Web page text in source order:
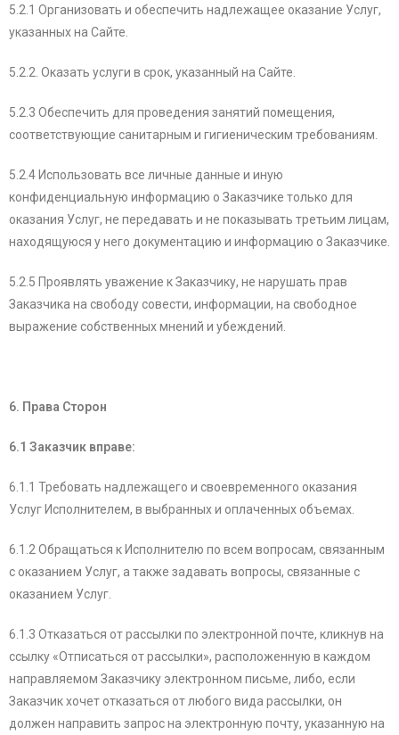
5.2.1 Организовать и обеспечить надлежащее оказание Услуг,
указанных на Сайте.
5.2.2. Оказать услуги в срок, указанный на Сайте.
5.2.3 Обеспечить для проведения занятий помещения,
соответствующие санитарным и гигиеническим требованиям.
5.2.4 Использовать все личные данные и иную
конфиденциальную информацию о Заказчике только для
оказания Услуг, не передавать и не показывать третьим лицам,
находящуюся у него документацию и информацию о Заказчике.
5.2.5 Проявлять уважение к Заказчику, не нарушать прав
Заказчика на свободу совести, информации, на свободное
выражение собственных мнений и убеждений.
6. Права Сторон
6.1 Заказчик вправе:
6.1.1 Требовать надлежащего и своевременного оказания
Услуг Исполнителем, в выбранных и оплаченных объемах.
6.1.2 Обращаться к Исполнителю по всем вопросам, связанным
с оказанием Услуг, а также задавать вопросы, связанные с
оказанием Услуг.
6.1.3 Отказаться от рассылки по электронной почте, кликнув на
ссылку «Отписаться от рассылки», расположенную в каждом
направляемом Заказчику электронном письме, либо, если
Заказчик хочет отказаться от любого вида рассылки, он
должен направить запрос на электронную почту, указанную на